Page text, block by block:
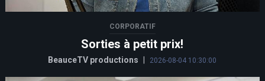
CORPORATIF
Sorties à petit prix!
BeauceTV productions | 2026-08-04 10:30:00